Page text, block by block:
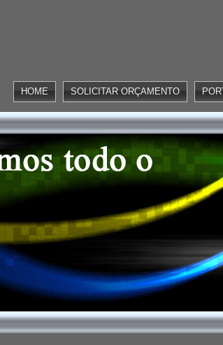
HOME SOLICITAR ORÇAMENTO